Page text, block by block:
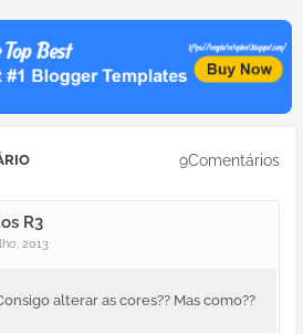
9Comentários
R3
2013
alterar as cores?? Mas como??